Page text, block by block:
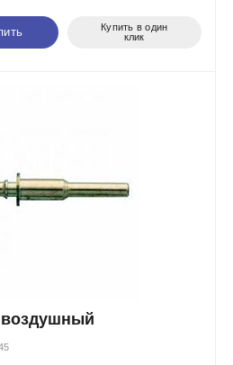
Купить в один
клик
воздушный